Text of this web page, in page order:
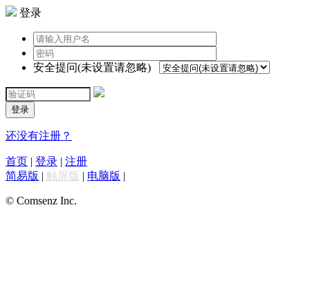
登录
安全提问(未设置请忽略)
登录
还没有注册？
首页 | 登录 | 注册
简易版 | 触屏版 | 电脑版 |
© Comsenz Inc.